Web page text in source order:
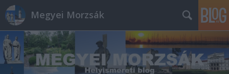
Megyei Morzsák